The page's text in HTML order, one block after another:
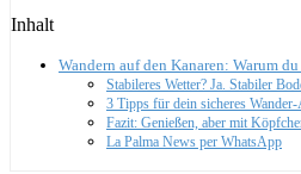
Inhalt
Wandern auf den Kanaren: Warum
Stabileres Wetter? Ja. Stabiler
3 Tipps für dein sicheres Wander-
Fazit: Genießen, aber mit
La Palma News per WhatsApp